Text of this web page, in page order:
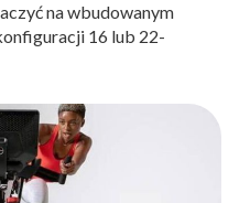
na wbudowanym
16 lub 22-